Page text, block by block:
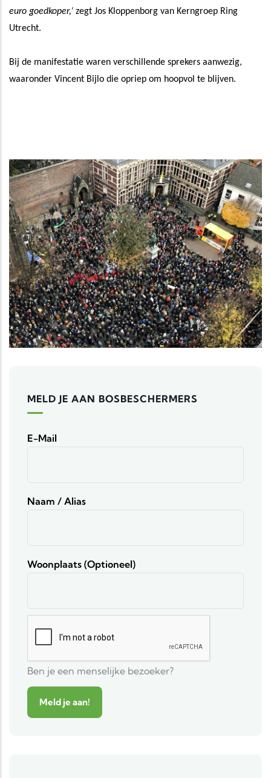
euro goedkoper,’ zegt Jos Kloppenborg van Kerngroep Ring
Utrecht.
Bij de manifestatie waren verschillende sprekers aanwezig,
waaronder Vincent Bijlo die opriep om hoopvol te blijven.
MELD JE AAN BOSBESCHERMERS
E-Mail
Naam / Alias
Woonplaats (optioneel)
Ben je een menselijke bezoeker?